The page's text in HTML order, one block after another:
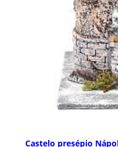
Castelo presépio